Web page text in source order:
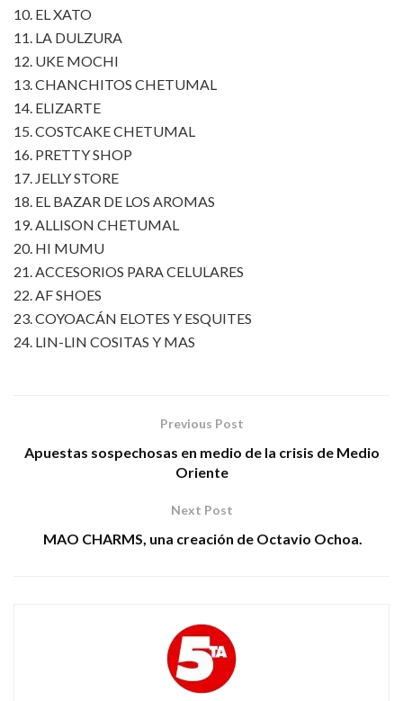
10.⁠ ⁠EL XATO
11.⁠ ⁠LA DULZURA
12.⁠ ⁠UKE MOCHI
13.⁠ ⁠CHANCHITOS CHETUMAL
14.⁠ ⁠ELIZARTE
15.⁠ ⁠COSTCAKE CHETUMAL
16.⁠ ⁠PRETTY SHOP
17.⁠ ⁠JELLY STORE
18.⁠ ⁠EL BAZAR DE LOS AROMAS
19.⁠ ⁠ALLISON CHETUMAL
20.⁠ ⁠HI MUMU
21.⁠ ⁠ACCESORIOS PARA CELULARES
22.⁠ ⁠AF SHOES
23.⁠ ⁠COYOACÁN ELOTES Y ESQUITES
24.⁠ ⁠LIN-LIN COSITAS Y MAS
Previous Post
Apuestas sospechosas en medio de la crisis de Medio
Oriente
Next Post
MAO CHARMS, una creación de Octavio Ochoa.